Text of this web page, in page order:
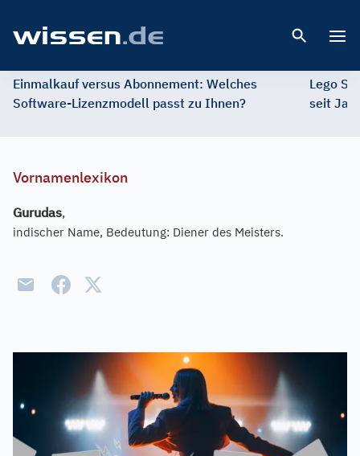
Einmalkauf versus Abonnement: Welches
Software-Lizenzmodell passt zu Ihnen?
Lego
seit
Vornamenlexikon
Gurudas,
indischer Name, Bedeutung: Diener des Meisters.